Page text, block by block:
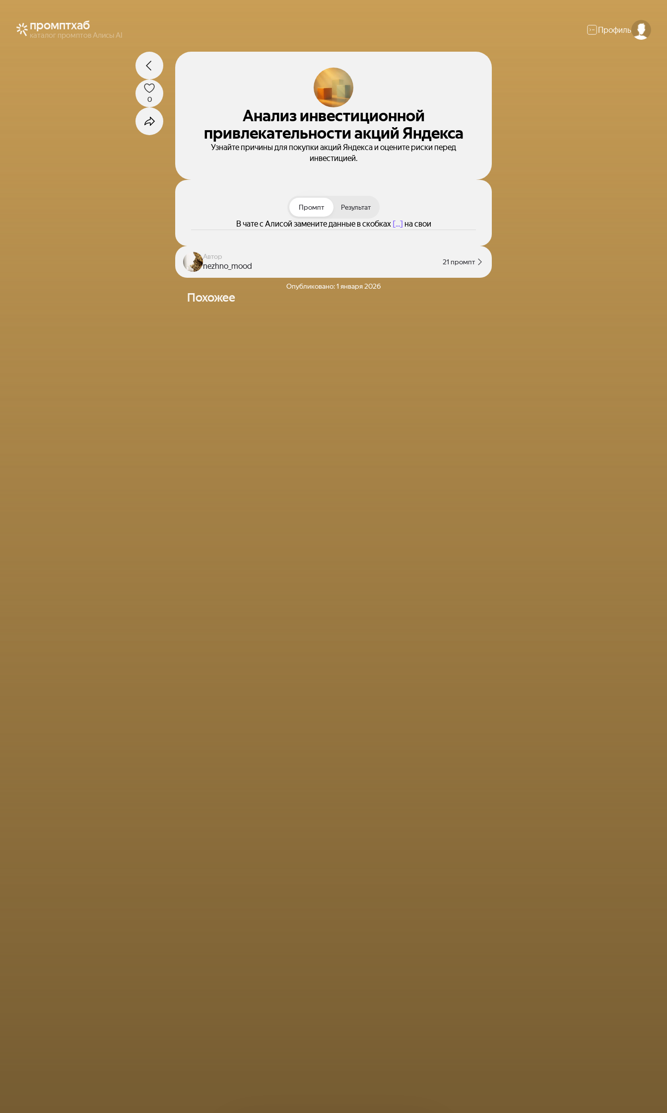
промптхаб
каталог промптов Алисы AI
Профиль
Анализ инвестиционной
привлекательности акций Яндекса
Узнайте причины для покупки акций Яндекса и оцените риски перед
инвестицией.
0
Промпт Результат
В чате с Алисой замените данные в скобках [...] на свои
Автор
nezhno_mood 21 промпт
Опубликовано:1 января 2026
Похожее